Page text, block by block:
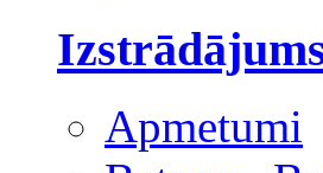
Apmetumi